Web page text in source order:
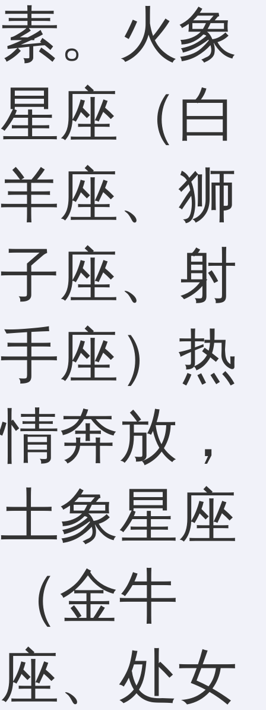
素。火象
星座（白
羊座、狮
子座、射
手座）热
情奔放，
土象星座
（金牛
座、处女